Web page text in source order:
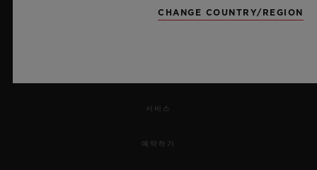
서비스
예약하기
CHANGE COUNTRY/REGION